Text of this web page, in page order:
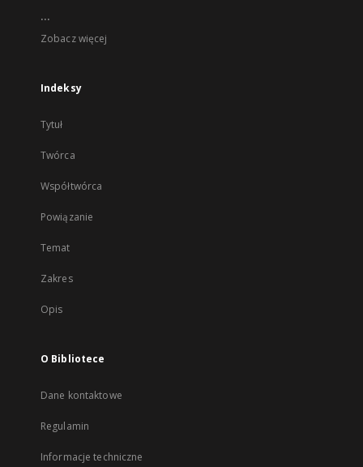
...
Zobacz więcej
Indeksy
Tytuł
Twórca
Współtwórca
Powiązanie
Temat
Zakres
Opis
O Bibliotece
Dane kontaktowe
Regulamin
Informacje techniczne